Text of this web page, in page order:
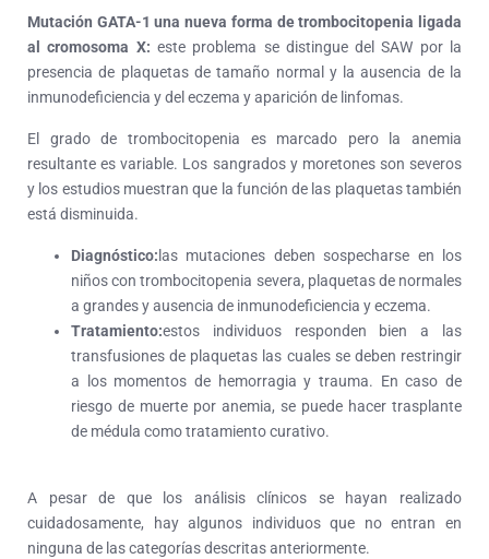
Mutación GATA-1 una nueva forma de trombocitopenia ligada
al cromosoma X: este problema se distingue del SAW por la
presencia de plaquetas de tamaño normal y la ausencia de la
inmunodeficiencia y del eczema y aparición de linfomas.
El grado de trombocitopenia es marcado pero la anemia
resultante es variable. Los sangrados y moretones son severos
y los estudios muestran que la función de las plaquetas también
está disminuida.
Diagnóstico: las mutaciones deben sospecharse en los
niños con trombocitopenia severa, plaquetas de normales
a grandes y ausencia de inmunodeficiencia y eczema.
Tratamiento:estos individuos responden bien a las
transfusiones de plaquetas las cuales se deben restringir
a los momentos de hemorragia y trauma. En caso de
riesgo de muerte por anemia, se puede hacer trasplante
de médula como tratamiento curativo.
A pesar de que los análisis clínicos se hayan realizado
cuidadosamente, hay algunos individuos que no entran en
ninguna de las categorías descritas anteriormente.